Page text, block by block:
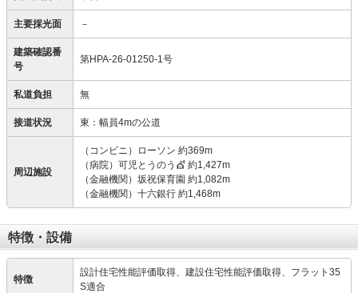
主要採光面 －
建築確認番
号
第HPA-26-01250-1号
私道負担 無
接道状況 東：幅員4mの公道
周辺施設
（コンビニ）ローソン 約369m
（病院）可児とうのう💇 約1,427m
（金融機関）坂祝保育園 約1,082m
（金融機関）十六銀行 約1,468m
特徴・設備
特徴
設計住宅性能評価取得、建設住宅性能評価取得、フラット35
S適合